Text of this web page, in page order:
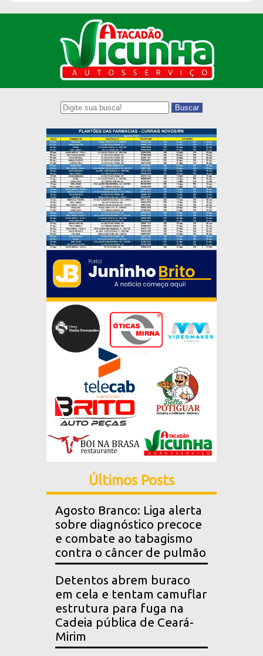
Buscar
Últimos Posts
Agosto Branco: Liga alerta
sobre diagnóstico precoce
e combate ao tabagismo
contra o câncer de pulmão
Detentos abrem buraco
em cela e tentam camuflar
estrutura para fuga na
Cadeia pública de Ceará-
Mirim